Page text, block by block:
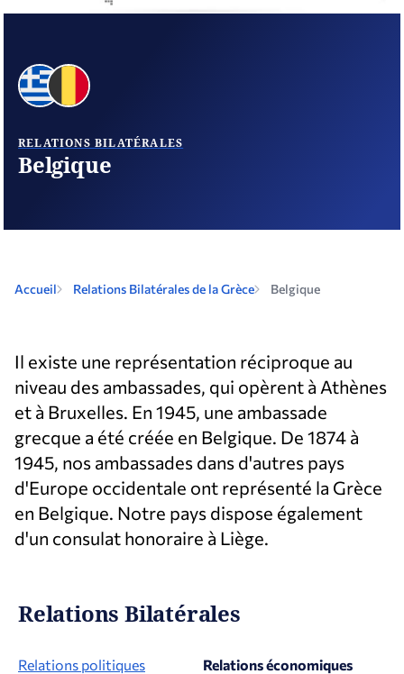
RELATIONS BILATÉRALES
Belgique
Accueil Relations Bilatérales de la Grèce Belgique
Il existe une représentation réciproque au
niveau des ambassades, qui opèrent à Athènes
et à Bruxelles. En 1945, une ambassade
grecque a été créée en Belgique. De 1874 à
1945, nos ambassades dans d'autres pays
d'Europe occidentale ont représenté la Grèce
en Belgique. Notre pays dispose également
d'un consulat honoraire à Liège.
Relations Bilatérales
Relations politiques Relations économiques